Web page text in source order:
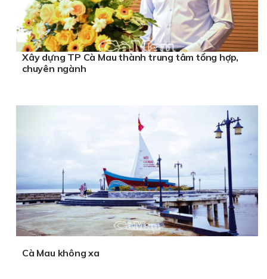
Xây dựng TP Cà Mau thành trung tâm tổng hợp,
chuyên ngành
Cà Mau không xa